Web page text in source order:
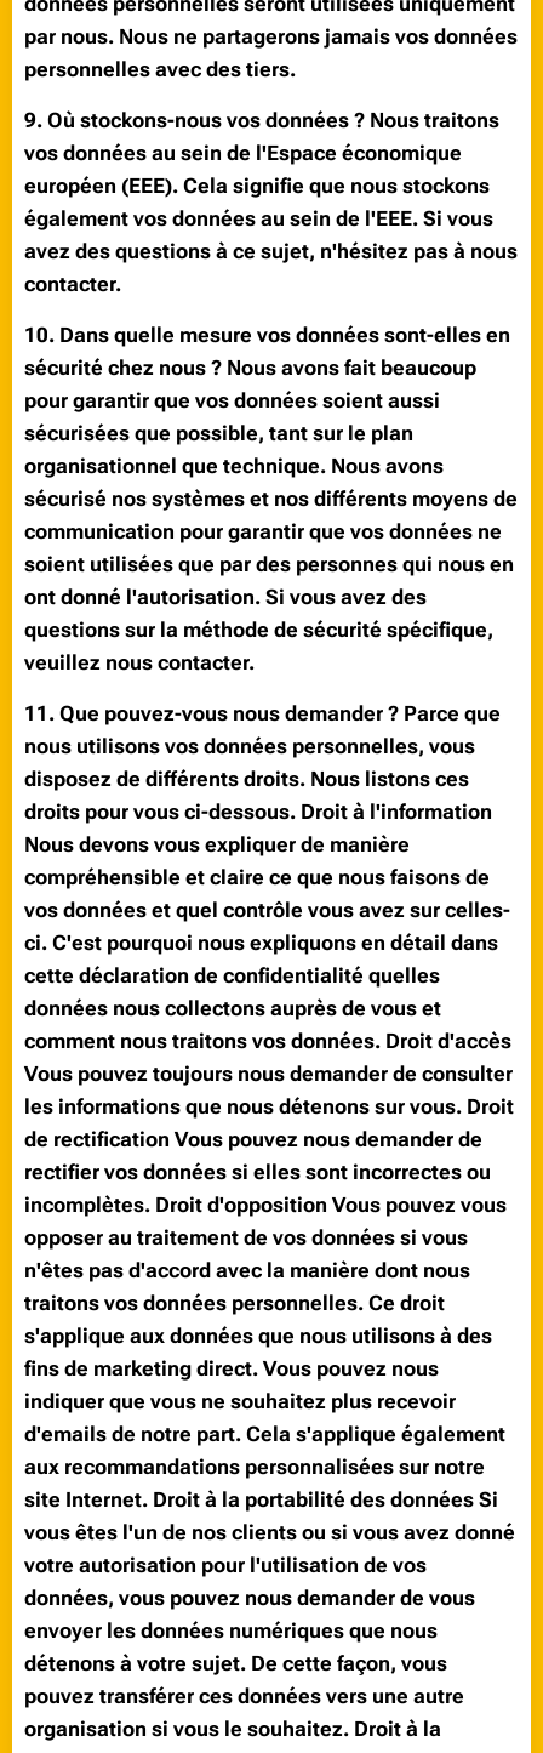
par nous. Nous ne partagerons jamais vos données
personnelles avec des tiers.
9. Où stockons-nous vos données ? Nous traitons
vos données au sein de l'Espace économique
européen (EEE). Cela signifie que nous stockons
également vos données au sein de l'EEE. Si vous
avez des questions à ce sujet, n'hésitez pas à nous
contacter.
10. Dans quelle mesure vos données sont-elles en
sécurité chez nous ? Nous avons fait beaucoup
pour garantir que vos données soient aussi
sécurisées que possible, tant sur le plan
organisationnel que technique. Nous avons
sécurisé nos systèmes et nos différents moyens de
communication pour garantir que vos données ne
soient utilisées que par des personnes qui nous en
ont donné l'autorisation. Si vous avez des
questions sur la méthode de sécurité spécifique,
veuillez nous contacter.
11. Que pouvez-vous nous demander ? Parce que
nous utilisons vos données personnelles, vous
disposez de différents droits. Nous listons ces
droits pour vous ci-dessous. Droit à l'information
Nous devons vous expliquer de manière
compréhensible et claire ce que nous faisons de
vos données et quel contrôle vous avez sur celles-
ci. C'est pourquoi nous expliquons en détail dans
cette déclaration de confidentialité quelles
données nous collectons auprès de vous et
comment nous traitons vos données. Droit d'accès
Vous pouvez toujours nous demander de consulter
les informations que nous détenons sur vous. Droit
de rectification Vous pouvez nous demander de
rectifier vos données si elles sont incorrectes ou
incomplètes. Droit d'opposition Vous pouvez vous
opposer au traitement de vos données si vous
n'êtes pas d'accord avec la manière dont nous
traitons vos données personnelles. Ce droit
s'applique aux données que nous utilisons à des
fins de marketing direct. Vous pouvez nous
indiquer que vous ne souhaitez plus recevoir
d'emails de notre part. Cela s'applique également
aux recommandations personnalisées sur notre
site Internet. Droit à la portabilité des données Si
vous êtes l'un de nos clients ou si vous avez donné
votre autorisation pour l'utilisation de vos
données, vous pouvez nous demander de vous
envoyer les données numériques que nous
détenons à votre sujet. De cette façon, vous
pouvez transférer ces données vers une autre
organisation si vous le souhaitez. Droit à la